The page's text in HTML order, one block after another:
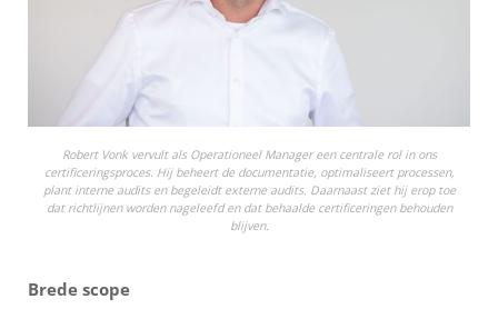
Robert Vonk vervult als Operationeel Manager een centrale rol in ons
certificeringsproces. Hij beheert de documentatie, optimaliseert processen,
plant interne audits en begeleidt externe audits. Daarnaast ziet hij erop toe
dat richtlijnen worden nageleefd en dat behaalde certificeringen behouden
blijven.
Brede scope